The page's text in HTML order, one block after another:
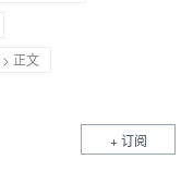
> 正文
+ 订阅